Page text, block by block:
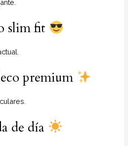
slim fit
premium
de día